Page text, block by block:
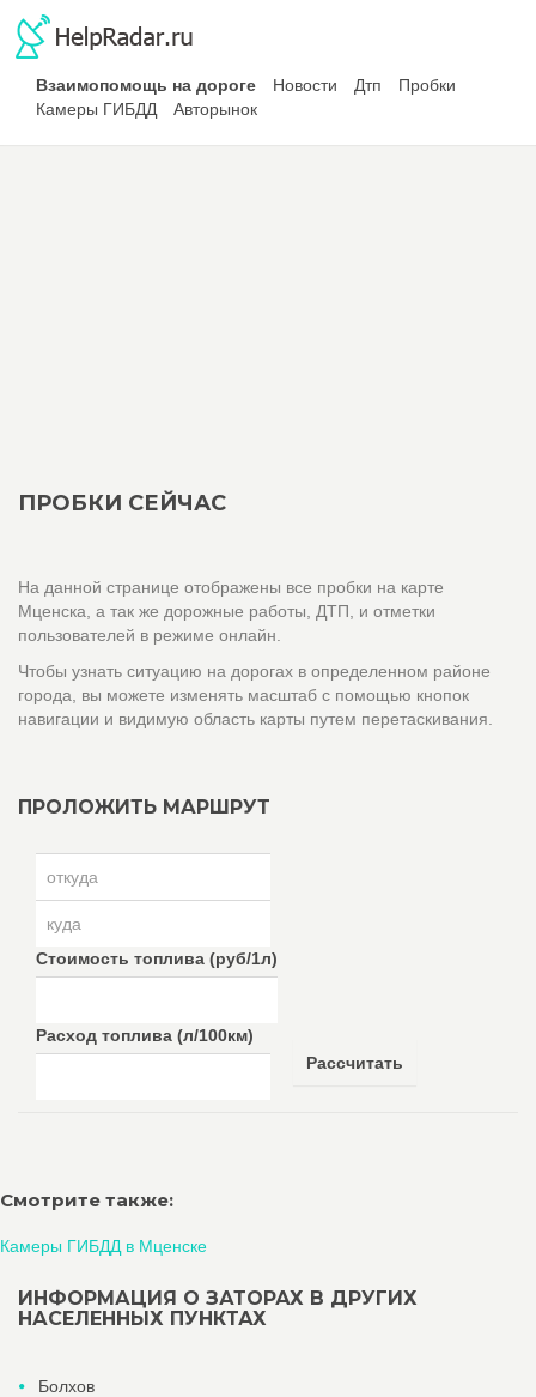
Взаимопомощь на дороге Новости Дтп
Пробки
Камеры ГИБДД
Авторынок
ПРОБКИ СЕЙЧАС
На данной странице отображены все пробки на карте
Мценска, а так же дорожные работы, ДТП, и отметки
пользователей в режиме онлайн.
Чтобы узнать ситуацию на дорогах в определенном районе
города, вы можете изменять масштаб с помощью кнопок
навигации и видимую область карты путем перетаскивания.
ПРОЛОЖИТЬ МАРШРУТ
Стоимость топлива (руб/1л)
Расход топлива (л/100км)
Рассчитать
Смотрите также:
Камеры ГИБДД в Мценске
ИНФОРМАЦИЯ О ЗАТОРАХ В ДРУГИХ
НАСЕЛЕННЫХ ПУНКТАХ
Болхов